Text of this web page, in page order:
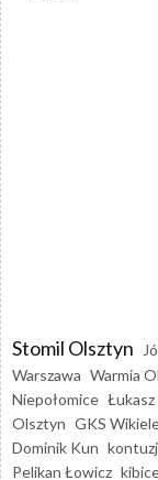
Stomil Olsztyn
Warszawa Warmia
Niepołomice
Olsztyn GKS
Dominik Kun
Pelikan Łowicz